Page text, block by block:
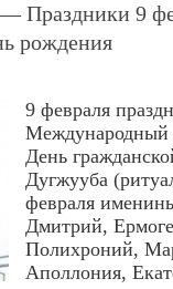
— Праздники 9
рождения
9 февраля
Международный
День
Дугжууба
февраля
Дмитрий,
Полихроний,
Аполлония,